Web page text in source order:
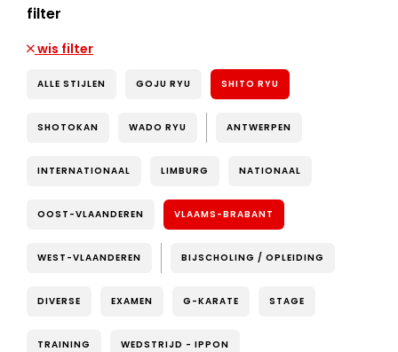
filter
wis filter
ALLE STIJLEN GOJU RYU SHITO RYU
SHOTOKAN WADO RYU ANTWERPEN
INTERNATIONAAL LIMBURG NATIONAAL
OOST-VLAANDEREN VLAAMS-BRABANT
WEST-VLAANDEREN BIJSCHOLING / OPLEIDING
DIVERSE EXAMEN G-KARATE STAGE
TRAINING WEDSTRIJD - IPPON